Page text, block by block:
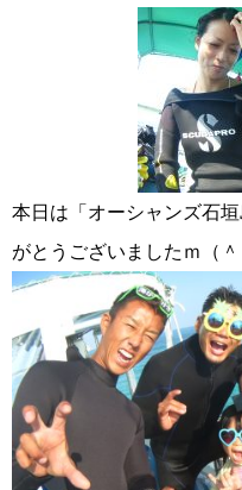
本日は「オーシャンズ石
がとうございましたｍ（